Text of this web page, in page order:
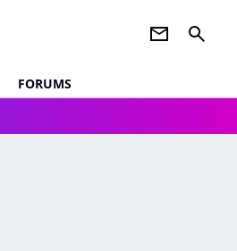
newsletter search
FORUMS